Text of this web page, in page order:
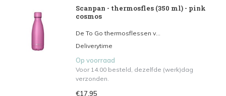
Scanpan - thermosfles (350 ml) - pink
cosmos
De To Go thermosflessen v...
Deliverytime
Op voorraad
Voor 14.00 besteld, dezelfde (werk)dag
verzonden.
€17,95